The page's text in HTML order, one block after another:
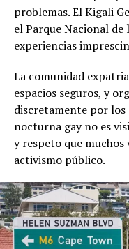
problemas. El Kigali
el Parque Nacional
experiencias
La comunidad
espacios seguros, y
discretamente por los
nocturna gay no es
y respeto que
activismo público.